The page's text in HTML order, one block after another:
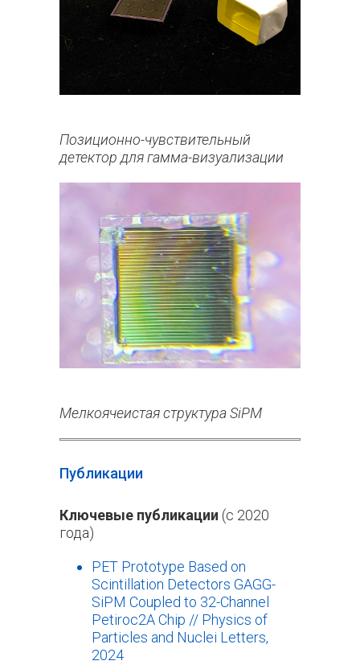
Позиционно-чувствительный
детектор для гамма-визуализации
Мелкоячеистая структура SiPM
Публикации
Ключевые публикации (с 2020
года)
PET Prototype Based on
Scintillation Detectors GAGG-
SiPM Coupled to 32-Channel
Petiroc2A Chip // Physics of
Particles and Nuclei Letters,
2024